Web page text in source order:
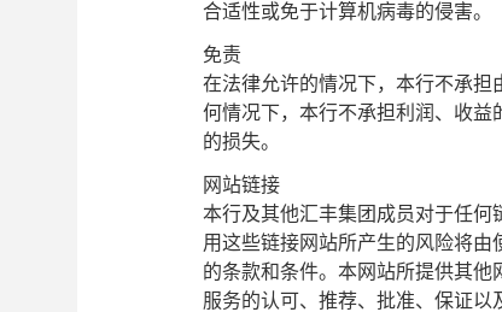
合适性或免于计算机病毒的侵害。
免责
在法律允许的情况下，本行不承
何情况下，本行不承担利润、收
的损失。
网站链接
本行及其他汇丰集团成员对于任
用这些链接网站所产生的风险将
的条款和条件。本网站所提供其
服务的认可、推荐、批准、保证